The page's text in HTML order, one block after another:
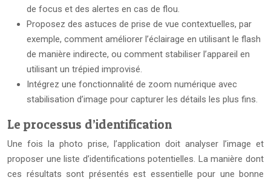
de focus et des alertes en cas de flou.
Proposez des astuces de prise de vue contextuelles, par
exemple, comment améliorer l’éclairage en utilisant le flash
de manière indirecte, ou comment stabiliser l’appareil en
utilisant un trépied improvisé.
Intégrez une fonctionnalité de zoom numérique avec
stabilisation d’image pour capturer les détails les plus fins.
Le processus d’identification
Une fois la photo prise, l’application doit analyser l’image et
proposer une liste d’identifications potentielles. La manière dont
ces résultats sont présentés est essentielle pour une bonne